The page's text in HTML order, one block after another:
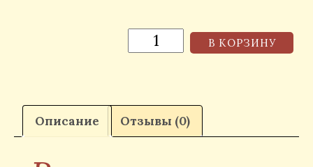
В КОРЗИНУ
Описание Отзывы (0)